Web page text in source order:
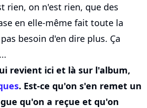
rien, on n'est rien, que des
en elle-même fait toute la
besoin d'en dire plus. Ça
revient ici et là sur l'album,
. Est-ce qu'on s'en remet un
qu'on a reçue et qu'on